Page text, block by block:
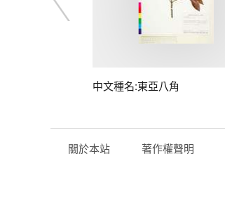
中文種名:東亞八角
關於本站 著作權聲明